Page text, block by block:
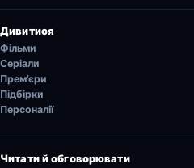
Дивитися
Фільми
Серіали
Прем’єри
Підбірки
Персоналії
Читати й обговорювати